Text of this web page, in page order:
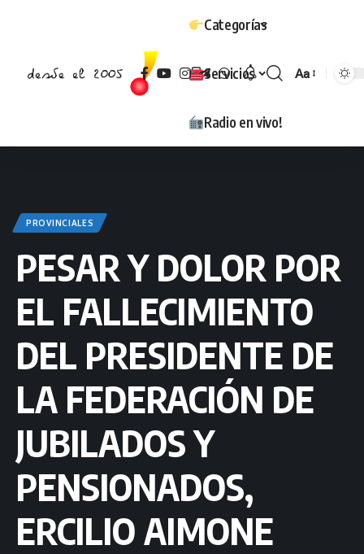
Categorías
Servicios
Radio en vivo!
Tamaño
Aa
PROVINCIALES
PESAR Y DOLOR POR
EL FALLECIMIENTO
DEL PRESIDENTE DE
LA FEDERACIÓN DE
JUBILADOS Y
PENSIONADOS,
ERCILIO AIMONE